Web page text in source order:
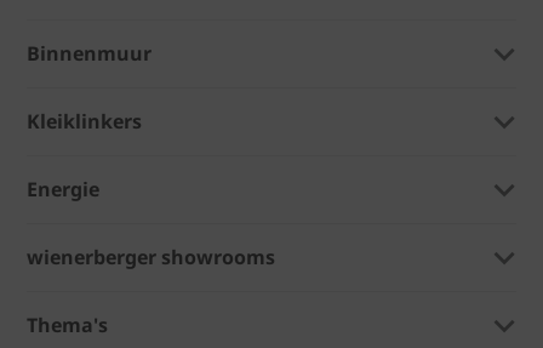
Binnenmuur
Kleiklinkers
Energie
wienerberger showrooms
Thema's